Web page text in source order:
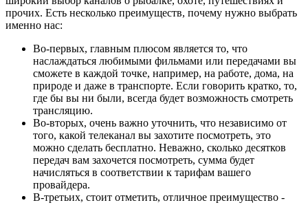
прочих. Есть несколько преимуществ, почему нужно выбрать
именно нас:
Во-первых, главным плюсом является то, что
наслаждаться любимыми фильмами или передачами вы
сможете в каждой точке, например, на работе, дома, на
природе и даже в транспорте. Если говорить кратко, то,
где бы вы ни были, всегда будет возможность смотреть
трансляцию.
Во-вторых, очень важно уточнить, что независимо от
того, какой телеканал вы захотите посмотреть, это
можно сделать бесплатно. Неважно, сколько десятков
передач вам захочется посмотреть, сумма будет
начисляться в соответствии к тарифам вашего
провайдера.
В-третьих, стоит отметить, отличное преимущество -